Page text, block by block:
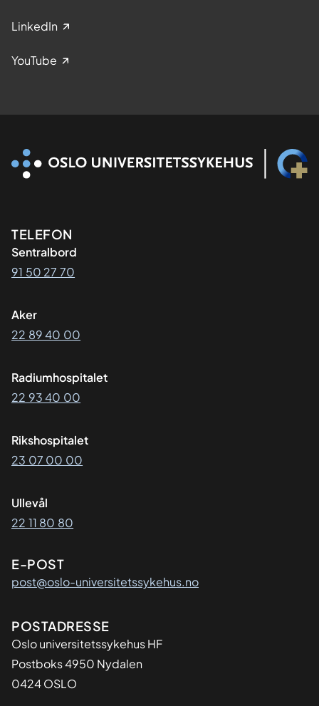
LinkedIn
YouTube
Kontaktinformasjon
TELEFON
Sentralbord
91 50 27 70
Aker
22 89 40 00
Radiumhospitalet
22 93 40 00
Rikshospitalet
23 07 00 00
Ullevål
22 11 80 80
E-POST
post@oslo-universitetssykehus.no
Adresse
POSTADRESSE
Oslo universitetssykehus HF
Postboks 4950 Nydalen
0424 OSLO